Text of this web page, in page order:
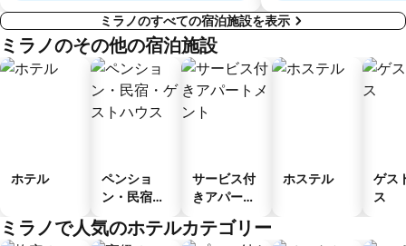
ミラノのすべての宿泊施設を表示
ミラノのその他の宿泊施設
ホテル
ペンショ
ン・民宿・
ス
サービス付
きアパート
ホステル
ゲス
ス
ミラノで人気のホテルカテゴリー